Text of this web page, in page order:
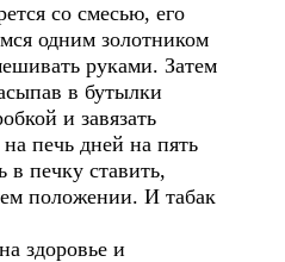
со смесью, его
одним золотником
руками. Затем
в бутылки
и завязать
печь дней на пять
в печку ставить,
положении. И табак
здоровье и